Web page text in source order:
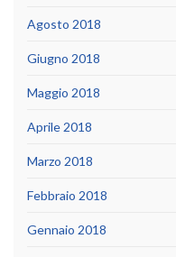
Agosto 2018
Giugno 2018
Maggio 2018
Aprile 2018
Marzo 2018
Febbraio 2018
Gennaio 2018